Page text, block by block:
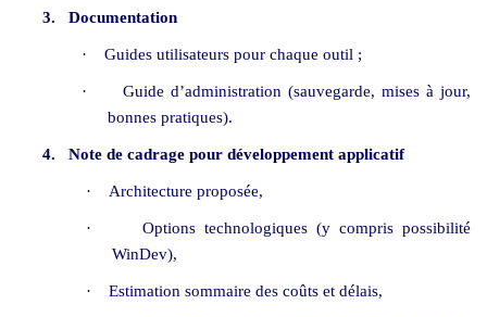
3. Documentation
· Guides utilisateurs pour chaque outil ;
·
Guide d’administration (sauvegarde, mises à jour,
bonnes pratiques).
4. Note de cadrage pour développement applicatif
· Architecture proposée,
·
Options technologiques (y compris possibilité
WinDev),
· Estimation sommaire des coûts et délais,